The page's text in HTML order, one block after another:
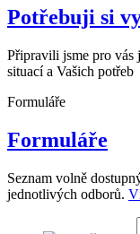
Potřebuji si
Připravili jsme pro vás
situací a Vašich potřeb
Formuláře
Formuláře
Seznam volně
jednotlivých odborů.